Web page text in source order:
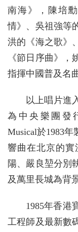
南海》，陳培
情》、吳祖強等
洪的《海之歌》
《節日序曲》
指揮中國普及名
以上唱片進
為中央樂團發
Musical於1983
響曲在北京的實
陽、嚴良堃分別
及萬里長城為背
1985年香港
工程師及最新數